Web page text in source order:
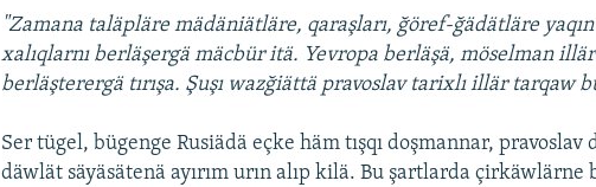
"Zamana taläpläre mädäniätläre, qaraşları, ğöref-ğädätläre
xalıqlarnı berläşergä mäcbür itä. Yevropa berläşä, möselman
berläşterergä tırışa. Şuşı wazğiättä pravoslav tarixlı illär tarqaw
Ser tügel, bügenge Rusiädä eçke häm tışqı doşmannar, pravoslav
däwlät säyäsätenä ayırım urın alıp kilä. Bu şartlarda